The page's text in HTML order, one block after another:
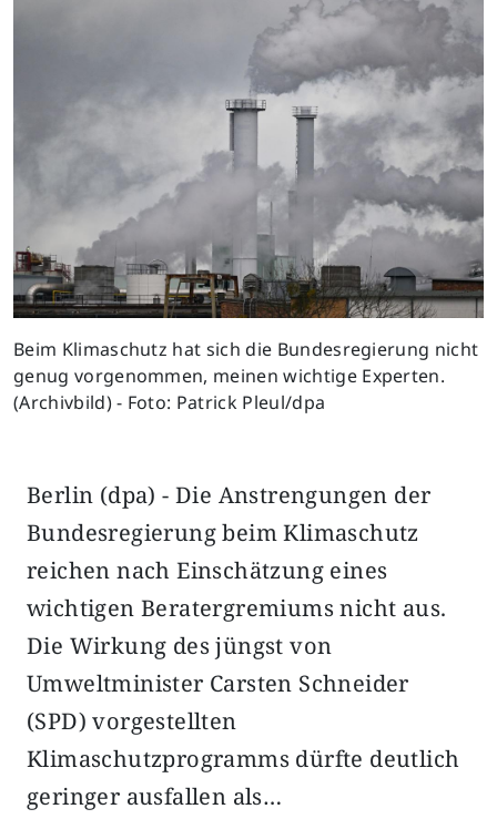
Beim Klimaschutz hat sich die Bundesregierung nicht
genug vorgenommen, meinen wichtige Experten.
(Archivbild) - Foto: Patrick Pleul/dpa
Previous Next
Berlin (dpa) - Die Anstrengungen der
Bundesregierung beim Klimaschutz
reichen nach Einschätzung eines
wichtigen Beratergremiums nicht aus.
Die Wirkung des jüngst von
Umweltminister Carsten Schneider
(SPD) vorgestellten
Klimaschutzprogramms dürfte deutlich
geringer ausfallen als…